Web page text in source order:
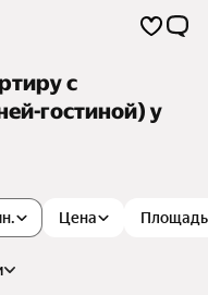
с
гостиной) у
Цена Площадь